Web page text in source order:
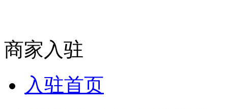
商家入驻
入驻首页